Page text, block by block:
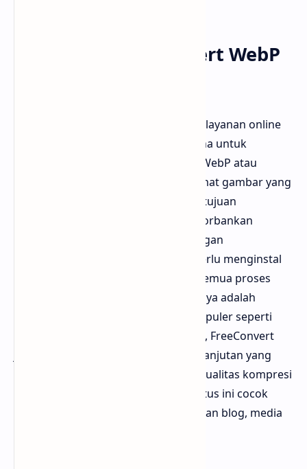
Mengenal FreeConvert WebP
FreeConvert WebP Converter adalah layanan online
gratis yang memungkinkan pengguna untuk
mengubah format gambar menjadi WebP atau
sebaliknya. WebP sendiri adalah format gambar yang
dikembangkan oleh Google dengan tujuan
menghemat ukuran file tanpa mengorbankan
kualitas visual secara signifikan. Dengan
menggunakan alat ini, kamu tidak perlu menginstal
perangkat lunak tambahan karena semua proses
dilakukan di browser. Kelebihan lainnya adalah
dukungan untuk berbagai format populer seperti
PNG, JPG, GIF, bahkan BMP. Selain itu, FreeConvert
juga menyediakan opsi pengaturan lanjutan yang
memungkinkan pengguna memilih kualitas kompresi
sesuai kebutuhan. Dengan begitu, situs ini cocok
untuk siapa saja, baik untuk kebutuhan blog, media